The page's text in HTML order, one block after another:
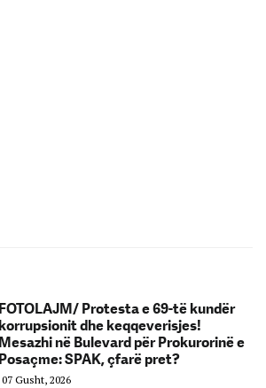
FOTOLAJM/ Protesta e 69-të kundër
korrupsionit dhe keqqeverisjes!
Mesazhi në Bulevard për Prokurorinë e
Posaçme: SPAK, çfarë pret?
07 Gusht, 2026